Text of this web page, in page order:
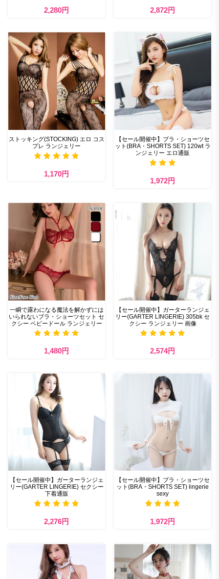
2,280円 2,872円
ストッキング(STOCKING) エロ コス
プレ ランジェリー
1,170円
【セール開催中】ブラ・ショーツセ
ット(BRA・SHORTS SET) 120wt ラ
ンジェリー エロ通販
1,972円
一瞬で露わになる魔法を解かずには
いられないブラ・ショーツセット セ
クシー ベビードール ランジェリー
1,480円
【セール開催中】ガーターランジェ
リー(GARTER LINGERIE) 305bk セ
クシー ランジェリー 画像
2,574円
【セール開催中】ガーターランジェ
リー(GARTER LINGERIE) セクシー
下着通販
2,276円
【セール開催中】ブラ・ショーツセ
ット(BRA・SHORTS SET) lingerie
sexy
1,972円